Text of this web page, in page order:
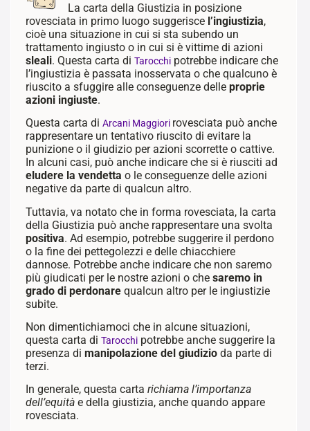
La carta della Giustizia in posizione
rovesciata in primo luogo suggerisce l’ingiustizia,
cioè una situazione in cui si sta subendo un
trattamento ingiusto o in cui si è vittime di azioni
sleali. Questa carta di Tarocchipotrebbe indicare che
l’ingiustizia è passata inosservata o che qualcuno è
riuscito a sfuggire alle conseguenze delle proprie
azioni ingiuste.
Questa carta di Arcani Maggiori rovesciata può anche
rappresentare un tentativo riuscito di evitare la
punizione o il giudizio per azioni scorrette o cattive.
In alcuni casi, può anche indicare che si è riusciti ad
eludere la vendetta o le conseguenze delle azioni
negative da parte di qualcun altro.
Tuttavia, va notato che in forma rovesciata, la carta
della Giustizia può anche rappresentare una svolta
positiva. Ad esempio, potrebbe suggerire il perdono
o la fine dei pettegolezzi e delle chiacchiere
dannose. Potrebbe anche indicare che non saremo
più giudicati per le nostre azioni o che saremo in
grado di perdonarequalcun altro per le ingiustizie
subite.
Non dimentichiamoci che in alcune situazioni,
questa carta di Tarocchipotrebbe anche suggerire la
presenza di manipolazione del giudizioda parte di
terzi.
In generale, questa carta richiama l’importanza
dell’equitàe della giustizia, anche quando appare
rovesciata.